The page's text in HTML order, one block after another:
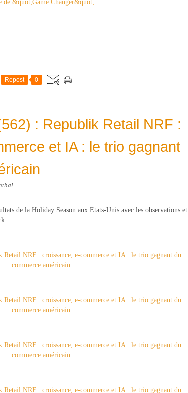
Repost 0
: Republik Retail NRF :
et IA : le trio gagnant
de la Holiday Season aux Etats-Unis avec les observations et